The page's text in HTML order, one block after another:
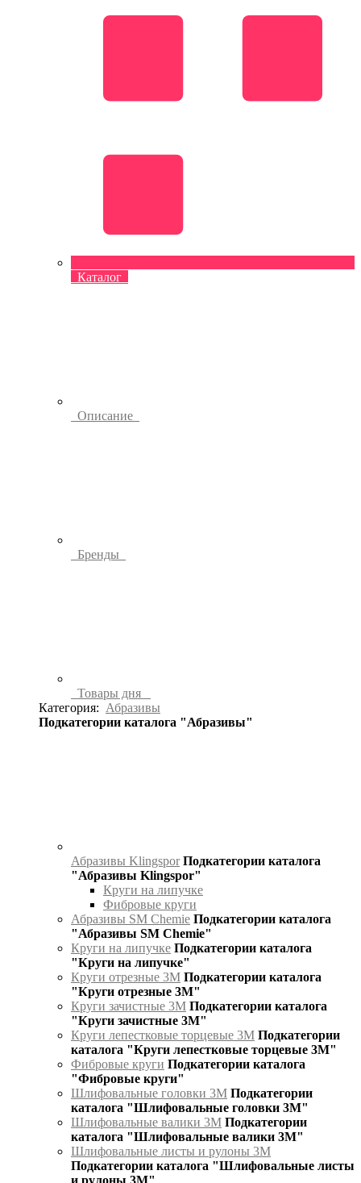
Каталог
Описание
Бренды
Товары дня
Категория: Абразивы
Подкатегории каталога "Абразивы"
Абразивы Klingspor Подкатегории каталога
"Абразивы Klingspor"
Круги на липучке
Фибровые круги
Абразивы SM Chemie Подкатегории каталога
"Абразивы SM Chemie"
Круги на липучке Подкатегории каталога
"Круги на липучке"
Круги отрезные 3М Подкатегории каталога
"Круги отрезные 3М"
Круги зачистные 3М Подкатегории каталога
"Круги зачистные 3М"
Круги лепестковые торцевые 3М Подкатегории
каталога "Круги лепестковые торцевые 3М"
Фибровые круги Подкатегории каталога
"Фибровые круги"
Шлифовальные головки 3М Подкатегории
каталога "Шлифовальные головки 3М"
Шлифовальные валики 3М Подкатегории
каталога "Шлифовальные валики 3М"
Шлифовальные листы и рулоны 3М
Подкатегории каталога "Шлифовальные листы